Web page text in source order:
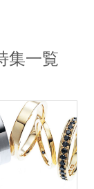
集一覧